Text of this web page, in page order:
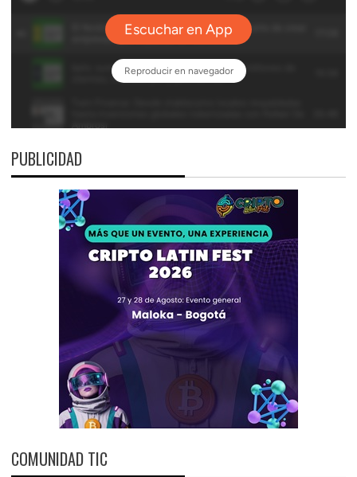
PUBLICIDAD
COMUNIDAD TIC